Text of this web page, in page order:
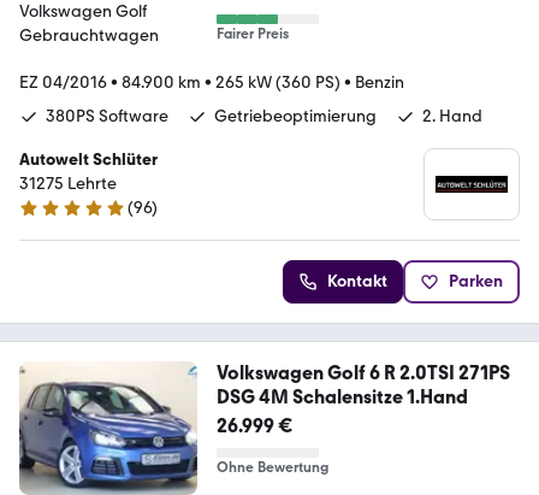
Fairer Preis
EZ 04/2016• 84.900 km • 265 kW (360 PS) • Benzin
380PS Software
Getriebeoptimierung 2. Hand
Autowelt Schlüter
31275 Lehrte
4.9 Sterne
(96)
Kontakt Parken
Volkswagen Golf 6 R 2.0TSI 271PS
DSG 4M Schalensitze 1.Hand
26.999 €
Ohne Bewertung